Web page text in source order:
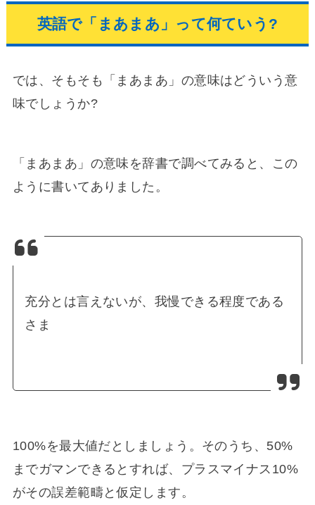
英語で「まあまあ」って何ていう?
では、そもそも「まあまあ」の意味はどういう意
味でしょうか?
「まあまあ」の意味を辞書で調べてみると、この
ように書いてありました。
充分とは言えないが、我慢できる程度である
さま
100%を最大値だとしましょう。そのうち、50%
までガマンできるとすれば、プラスマイナス10%
がその誤差範疇と仮定します。